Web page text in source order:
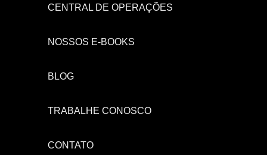
CENTRAL DE OPERAÇÕES
NOSSOS E-BOOKS
BLOG
TRABALHE CONOSCO
CONTATO